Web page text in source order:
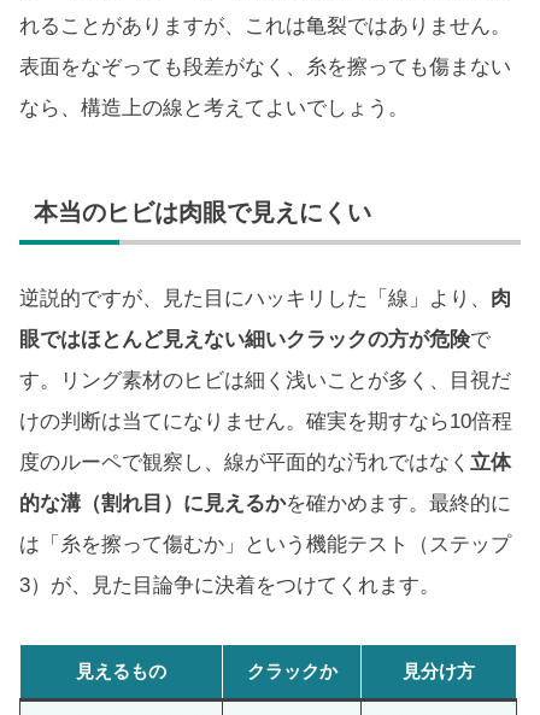
れることがありますが、これは亀裂ではありません。
表面をなぞっても段差がなく、糸を擦っても傷まない
なら、構造上の線と考えてよいでしょう。
本当のヒビは肉眼で見えにくい
逆説的ですが、見た目にハッキリした「線」より、 肉
眼ではほとんど見えない細いクラックの方が危険で
す。リング素材のヒビは細く浅いことが多く、目視だ
けの判断は当てになりません。確実を期すなら10倍程
度のルーペで観察し、線が平面的な汚れではなく 立体
的な溝（割れ目）に見えるかを確かめます。最終的に
は「糸を擦って傷むか」という機能テスト（ステップ
3）が、見た目論争に決着をつけてくれます。
見えるもの クラックか 見分け方